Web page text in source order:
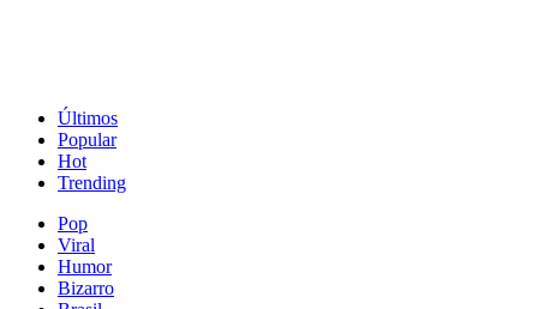
Últimos
Popular
Hot
Trending
Pop
Viral
Humor
Bizarro